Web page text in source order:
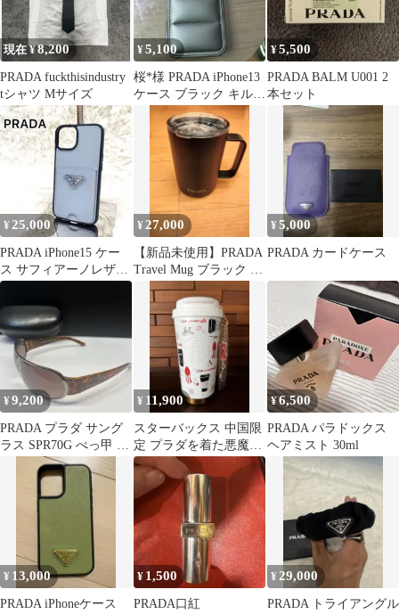
現在 ¥8,200
PRADA fuckthisindustry
tシャツ Mサイズ
¥5,100
桜*様 PRADA iPhone13
ケース ブラック キルテ
ィング
¥5,500
PRADA BALM U001 2
本セット
¥25,000
PRADA iPhone15 ケー
ス サフィアーノレザー
シルバー
¥ 27,000
【新品未使用】PRADA
Travel Mug ブラック タ
ンブラー
¥5,000
PRADA カードケース
¥9,200
PRADA プラダ サング
ラス SPR70G べっ甲 メ
タルフレーム ケース
¥ 11,900
スターバックス 中国限
定 プラダを着た悪魔2
タンブラー ホワイト
¥6,500
PRADA パラドックス
ヘアミスト 30ml
¥ 13,000
PRADA iPhoneケース
¥ 1,500
PRADA口紅
¥29,000
PRADA トライアングル